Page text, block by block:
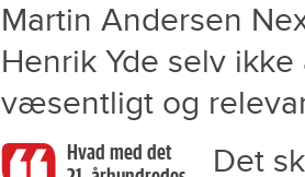
Martin Andersen
Henrik Yde selv
væsentligt og
Hvad med det
Det